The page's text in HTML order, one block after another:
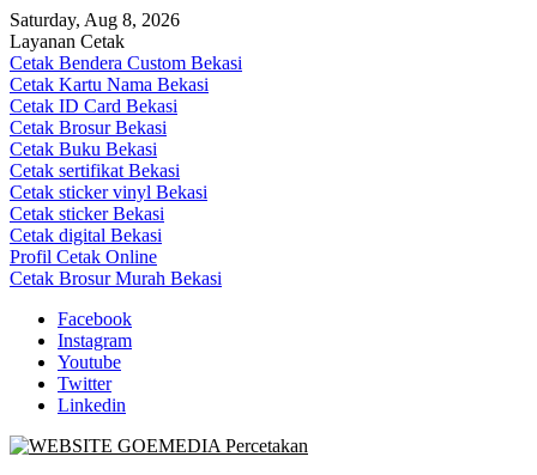
Skip
to
content
Saturday, Aug 8, 2026
Layanan Cetak
Cetak Bendera Custom Bekasi
Cetak Kartu Nama Bekasi
Cetak ID Card Bekasi
Cetak Brosur Bekasi
Cetak Buku Bekasi
Cetak sertifikat Bekasi
Cetak sticker vinyl Bekasi
Cetak sticker Bekasi
Cetak digital Bekasi
Profil Cetak Online
Cetak Brosur Murah Bekasi
Facebook
Instagram
Youtube
Twitter
Linkedin